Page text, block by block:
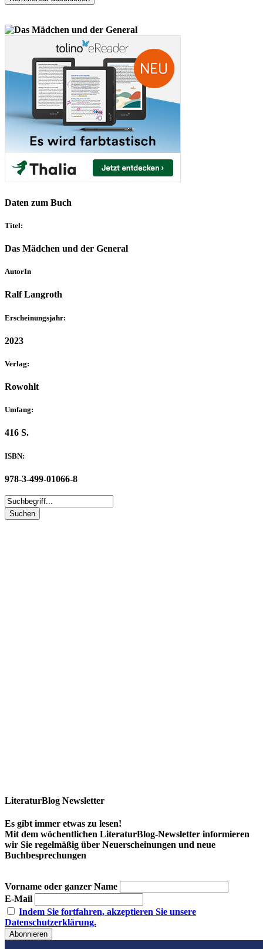
Daten zum Buch
Titel:
Das Mädchen und der General
AutorIn
Ralf Langroth
Erscheinungsjahr:
2023
Verlag:
Rowohlt
Umfang:
416 S.
ISBN:
978-3-499-01066-8
LiteraturBlog Newsletter
Es gibt immer etwas zu lesen!
Mit dem wöchentlichen LiteraturBlog-Newsletter informieren
wir Sie regelmäßig über Neuerscheinungen und neue
Buchbesprechungen
Vorname oder ganzer Name
E-Mail
Indem Sie fortfahren, akzeptieren Sie unsere
Datenschutzerklärung.